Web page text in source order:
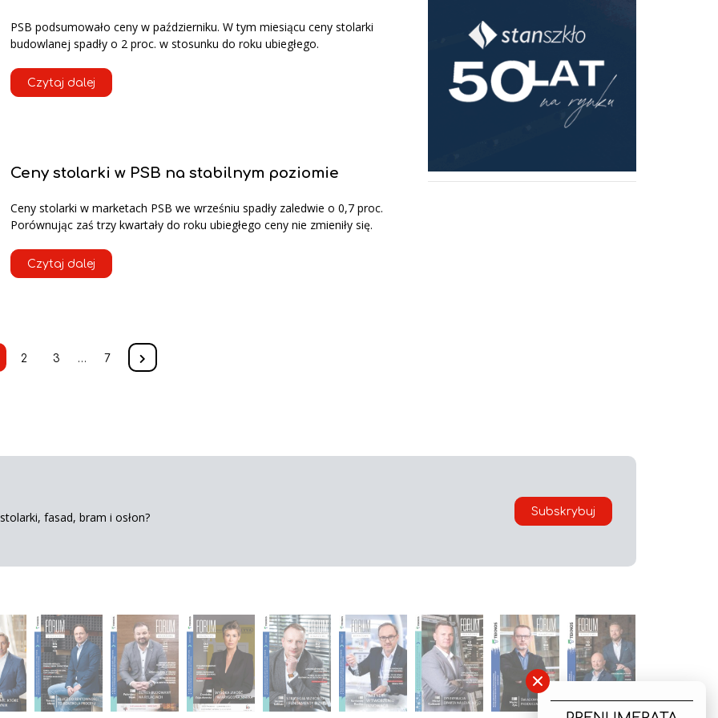
PSB podsumowało ceny w październiku. W tym miesiącu ceny stolarki
budowlanej spadły o 2 proc. w stosunku do roku ubiegłego.
Czytaj dalej
Ceny stolarki w PSB na stabilnym poziomie
Ceny stolarki w marketach PSB we wrześniu spadły zaledwie o 0,7 proc.
Porównując zaś trzy kwartały do roku ubiegłego ceny nie zmieniły się.
Czytaj dalej
2 3 … 7
fasad, bram i osłon? Subskrybuj
×